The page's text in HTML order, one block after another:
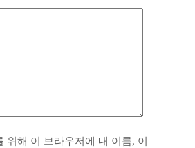
위해 이 브라우저에 내 이름, 이